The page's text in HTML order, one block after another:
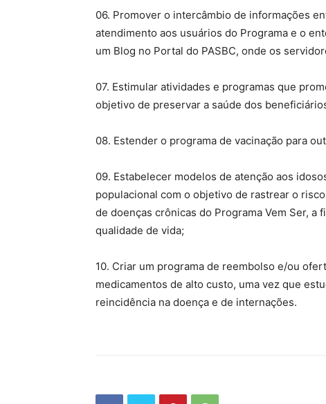
06. Promover o intercâmbio de informações
atendimento aos usuários do Programa e o
um Blog no Portal do PASBC, onde os
07. Estimular atividades e programas que
objetivo de preservar a saúde dos
08. Estender o programa de vacinação para
09. Estabelecer modelos de atenção aos
populacional com o objetivo de rastrear o
de doenças crônicas do Programa Vem Ser,
qualidade de vida;
10. Criar um programa de reembolso e/ou
medicamentos de alto custo, uma vez que
reincidência na doença e de internações.